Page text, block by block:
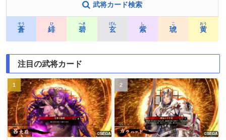
武将カード検索
蒼
そう
緋
ひ
碧
へき
玄
げん
紫
し
琥
こ
黄
おう
注目の武将カード